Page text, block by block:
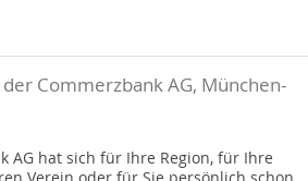
Commerzbank AG, München-
AG hat sich für Ihre Region, für Ihre